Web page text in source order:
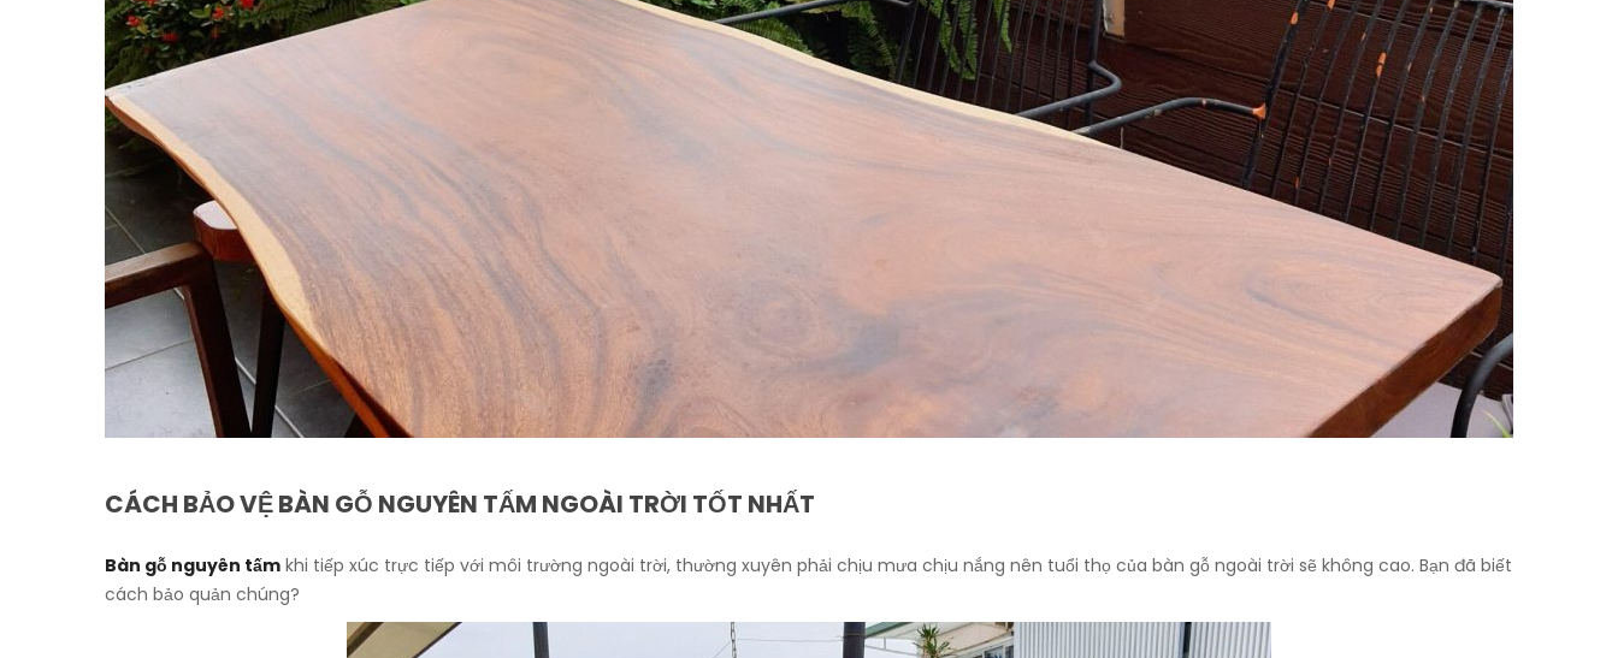
CÁCH BẢO VỆ BÀN GỖ NGUYÊN TẤM NGOÀI TRỜI TỐT NHẤT
Bàn gỗ nguyên tấm khi tiếp xúc trực tiếp với môi trường ngoài trời, thường xuyên phải chịu mưa chịu nắng nên tuổi thọ của bàn gỗ ngoài trời sẽ không cao. Bạn đã biết
cách bảo quản chúng?